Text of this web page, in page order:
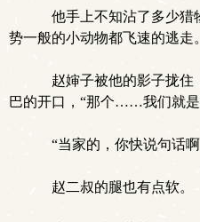
他手上不知沾了多少猎
势一般的小动物都飞速的逃走。
赵婶子被他的影子拢住
巴的开口，“那个……我们就
“当家的，你快说句话
赵二叔的腿也有点软。